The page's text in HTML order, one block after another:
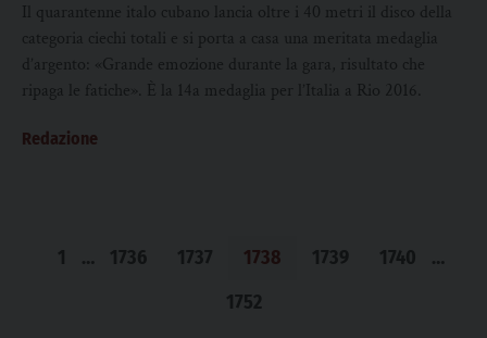
Il quarantenne italo cubano lancia oltre i 40 metri il disco della
categoria ciechi totali e si porta a casa una meritata medaglia
d’argento: «Grande emozione durante la gara, risultato che
ripaga le fatiche». È la 14a medaglia per l’Italia a Rio 2016.
Redazione
1 … 1736 1737 1738 1739 1740
…
1752